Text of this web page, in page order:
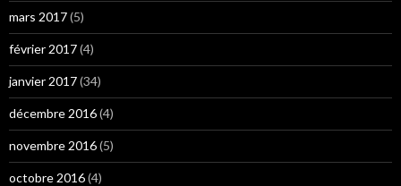
mars 2017(5)
février 2017(4)
janvier 2017(34)
décembre 2016(4)
novembre 2016(5)
octobre 2016(4)